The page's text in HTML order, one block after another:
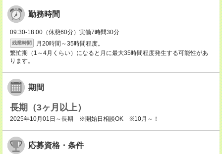
勤務時間
09:30-18:00（休憩60分）実働7時間30分
残業時間
月20時間～35時間程度。
繁忙期（1～4月くらい）になると月に最大35時間程度発生する可能性があ
ります。
期間
長期（3ヶ月以上）
2025年10月01日～長期 ※開始日相談OK ※10月～！
応募資格・条件